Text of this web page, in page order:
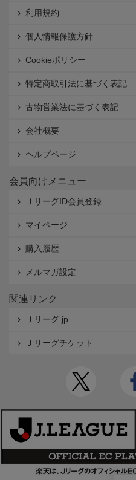
利用規約
個人情報保護方針
Cookieポリシー
特定商取引法に基づく表記
古物営業法に基づく表記
会社概要
ヘルプページ
会員向けメニュー
ＪリーグID会員登録
マイページ
購入履歴
メルマガ設定
関連リンク
Ｊリーグ.jp
Ｊリーグチケット